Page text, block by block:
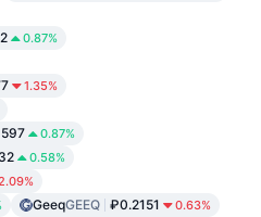
0.87%
1.35%
0.87%
0.58%
GeeqGEEQ ₽0.2151 0.63%